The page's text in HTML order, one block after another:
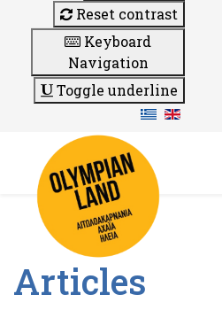
Reset contrast
Keyboard
Navigation
Toggle underline
Articles